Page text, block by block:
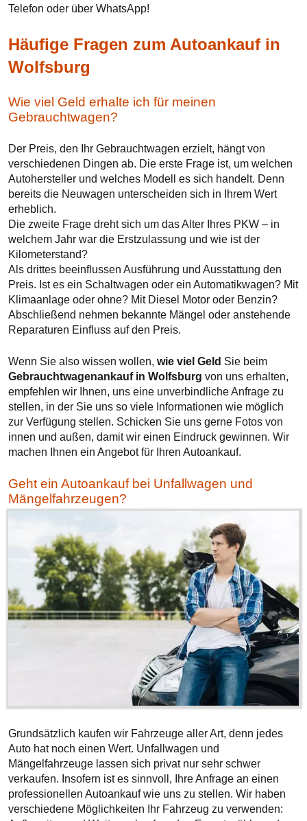
Telefon oder über WhatsApp!
Häufige Fragen zum Autoankauf in
Wolfsburg
Wie viel Geld erhalte ich für meinen
Gebrauchtwagen?
Der Preis, den Ihr Gebrauchtwagen erzielt, hängt von
verschiedenen Dingen ab. Die erste Frage ist, um welchen
Autohersteller und welches Modell es sich handelt. Denn
bereits die Neuwagen unterscheiden sich in Ihrem Wert
erheblich.
Die zweite Frage dreht sich um das Alter Ihres PKW – in
welchem Jahr war die Erstzulassung und wie ist der
Kilometerstand?
Als drittes beeinflussen Ausführung und Ausstattung den
Preis. Ist es ein Schaltwagen oder ein Automatikwagen? Mit
Klimaanlage oder ohne? Mit Diesel Motor oder Benzin?
Abschließend nehmen bekannte Mängel oder anstehende
Reparaturen Einfluss auf den Preis.
Wenn Sie also wissen wollen, wie viel Geld Sie beim
Gebrauchtwagenankauf in Wolfsburg von uns erhalten,
empfehlen wir Ihnen, uns eine unverbindliche Anfrage zu
stellen, in der Sie uns so viele Informationen wie möglich
zur Verfügung stellen. Schicken Sie uns gerne Fotos von
innen und außen, damit wir einen Eindruck gewinnen. Wir
machen Ihnen ein Angebot für Ihren Autoankauf.
Geht ein Autoankauf bei Unfallwagen und
Mängelfahrzeugen?
Grundsätzlich kaufen wir Fahrzeuge aller Art, denn jedes
Auto hat noch einen Wert. Unfallwagen und
Mängelfahrzeuge lassen sich privat nur sehr schwer
verkaufen. Insofern ist es sinnvoll, Ihre Anfrage an einen
professionellen Autoankauf wie uns zu stellen. Wir haben
verschiedene Möglichkeiten Ihr Fahrzeug zu verwenden: